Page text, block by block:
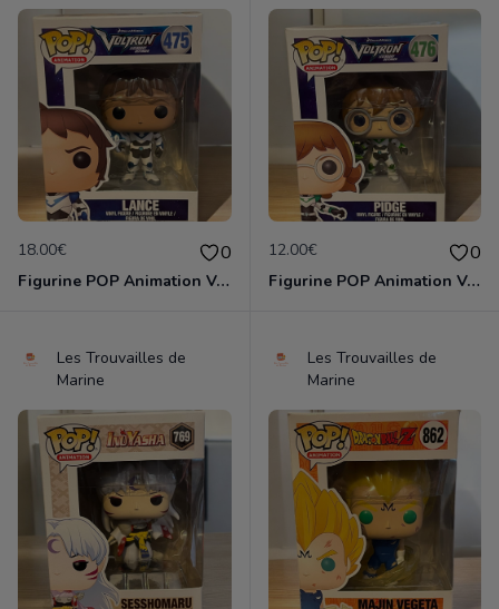
18.00€ 0
Figurine POP Animation Voltron 475 Lance neuve non deboxee
12.00€ 0
Figurine POP Animation Voltron 476 Pidge neuve non deboxee
Les Trouvailles de
Marine
Les Trouvailles de
Marine